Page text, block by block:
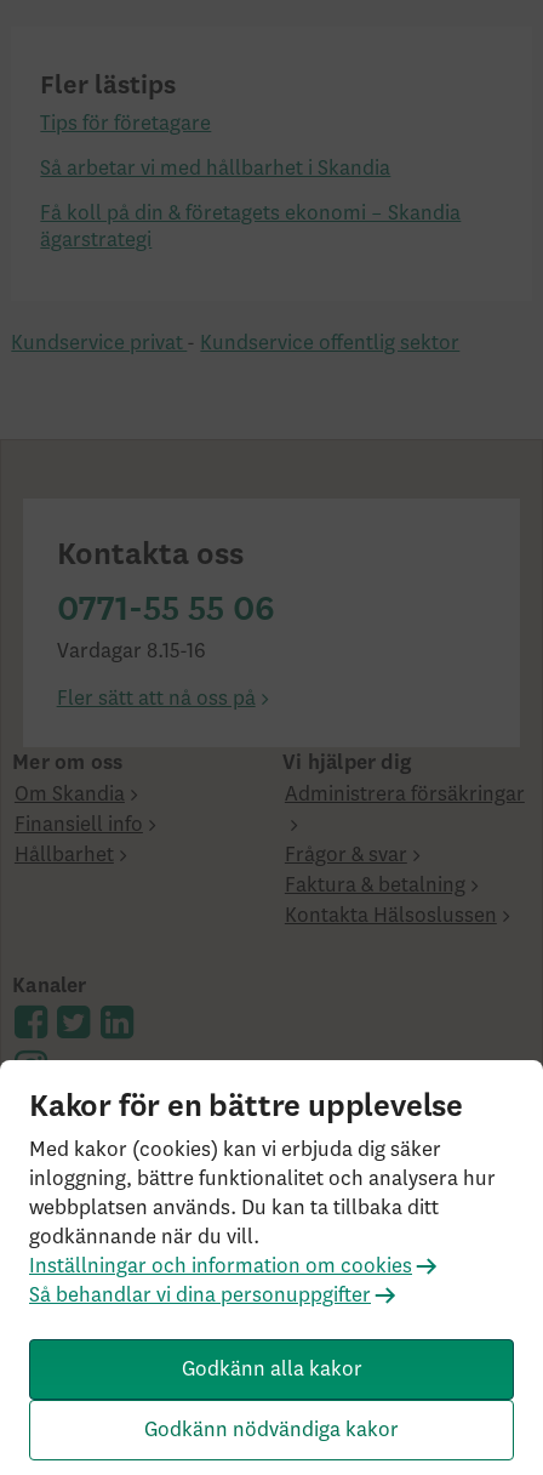
Fler lästips
Tips för företagare
Så arbetar vi med hållbarhet i Skandia
Få koll på din & företagets ekonomi – Skandia
ägarstrategi
Kundservice privat - Kundservice offentlig sektor
Kontakta oss
0771-55 55 06
Vardagar 8.15-16
Fler sätt att nå oss på
Mer om oss
Om Skandia
Finansiell info
Hållbarhet
Vi hjälper dig
Administrera försäkringar
Frågor & svar
Faktura & betalning
Kontakta Hälsoslussen
Kanaler
Cookies på skandia.se Användarvillkor
Bor du
utanför Sverige?
Statlig insättningsgaranti &
investerarskydd
Så behandlar vi dina personuppgifter
Om Penningtvättslagen
Rekommenderade webbläsare
Livförsäkringsbolaget Skandia, ömsesidigt, 106 55
Stockholm, Tel: 0771-55 55 00, © Skandia
c2d22db21baa526 HW4.0.0.0 SN431
Kakor för en bättre upplevelse
Med kakor (cookies) kan vi erbjuda dig säker
inloggning, bättre funktionalitet och analysera hur
webbplatsen används. Du kan ta tillbaka ditt
godkännande när du vill.
Inställningar och information om cookies
Så behandlar vi dina personuppgifter
Godkänn alla kakor
Godkänn nödvändiga kakor